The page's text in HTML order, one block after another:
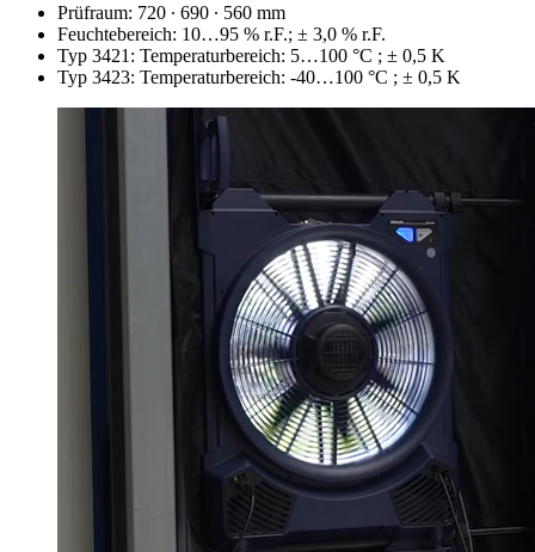
Prüfraum: 720 ∙ 690 ∙ 560 mm
Feuchtebereich: 10…95 % r.F.; ± 3,0 % r.F.
Typ 3421: Temperaturbereich: 5…100 °C ; ± 0,5 K
Typ 3423: Temperaturbereich: -40…100 °C ; ± 0,5 K